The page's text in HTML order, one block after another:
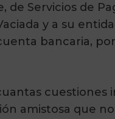
de Servicios de
y a su
bancaria,
cuestiones
amistosa que